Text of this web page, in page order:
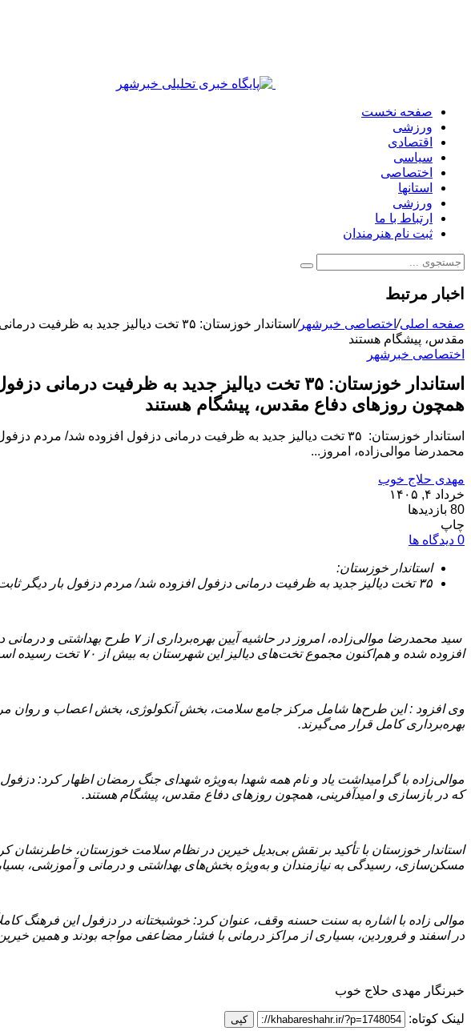
صفحه نخست
ورزشی
اقتصادی
سیاسی
اختصاصی
استانها
ورزشی
ارتباط با ما
ثبت نام هنرمندان
اخبار مرتبط
صفحه اصلی/اختصاصی خبرشهر/
استاندار خوزستان: ۳۵ تخت دیالیز
مقدس، پیشگام هستند
اختصاصی خبرشهر
استاندار خوزستان: ۳۵ تخت دیالیز جدید به
همچون روزهای دفاع مقدس، پیشگام هستند
استاندار خوزستان: ۳۵ تخت دیالیز جدید به ظرفیت درمانی دزفول
محمدرضا موالی‌زاده، امروز...
مهدی حلاج خوب
خرداد ۴, ۱۴۰۵
80 بازدیدها
چاپ
0 دیدگاه ها
استاندار خوزستان:
۳۵ تخت دیالیز جدید به ظرفیت درمانی دزفول افزوده شد/ مردم دزفول بار دیگر ثابت کردند که در بازسازی و امیدآفرینی، همچون روزهای دفاع مقدس، پیشگام هستند
افزوده شده و هم‌اکنون مجموع تخت‌های دیالیز این شهرستان به بیش از ۷۰ تخت رسیده است.
وی افزود : این طرح‌ها شامل مرکز جامع سلامت، بخش آنکولوژی، بخش اعصاب و روان
بهره‌برداری کامل قرار می‌گیرند.
موالی‌زاده با گرامیداشت یاد و نام همه شهدا به‌ویژه شهدای جنگ رمضان اظهار کرد:
که در بازسازی و امیدآفرینی، همچون روزهای دفاع مقدس، پیشگام هستند.
استاندار خوزستان با تأکید بر نقش بی‌بدیل خیرین در نظام سلامت خوزستان، خاطرنشان
مسکن‌سازی، رسیدگی به نیازمندان و به‌ویژه بخش‌های بهداشتی و درمانی و آموزشی،
موالی زاده با اشاره به سنت حسنه وقف، عنوان کرد: خوشبختانه در دزفول این فرهنگ
در اسفند و فروردین، بسیاری از مراکز درمانی با فشار مضاعفی مواجه بودند و همین خیرین
خبرنگار مهدی حلاج خوب
لینک کوتاه: کپی